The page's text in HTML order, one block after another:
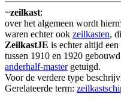
~zeilkast:
over het algemeen wordt
waren echter ook zeilkasten,
ZeilkastJE is echter altijd
tussen 1910 en 1920
anderhalf-mastergetuigd.
Voor de verdere type
Gerelateerde term: